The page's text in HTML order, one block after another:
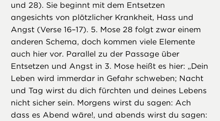
und 28). Sie beginnt mit dem Entsetzen
angesichts von plötzlicher Krankheit, Hass und
Angst (Verse 16–17). 5. Mose 28 folgt zwar einem
anderen Schema, doch kommen viele Elemente
auch hier vor. Parallel zu der Passage über
Entsetzen und Angst in 3. Mose heißt es hier: „Dein
Leben wird immerdar in Gefahr schweben; Nacht
und Tag wirst du dich fürchten und deines Lebens
nicht sicher sein. Morgens wirst du sagen: Ach
dass es Abend wäre!, und abends wirst du sagen: